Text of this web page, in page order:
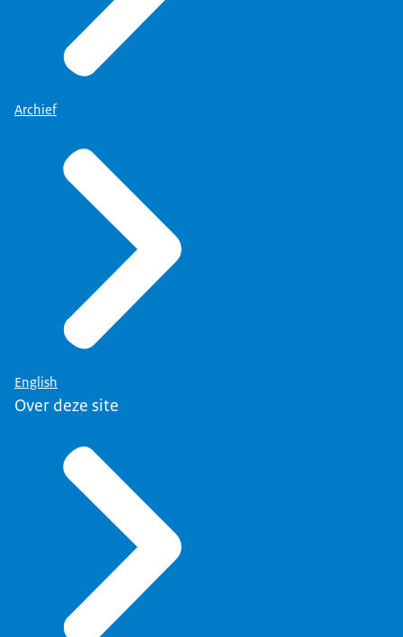
Archief
English
Over deze site